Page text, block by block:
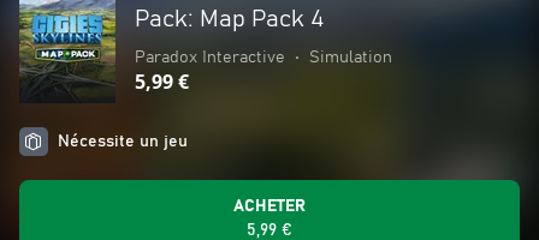
Pack: Map Pack 4
Paradox Interactive • Simulation
5,99 €
Nécessite un jeu
ACHETER
5,99 €